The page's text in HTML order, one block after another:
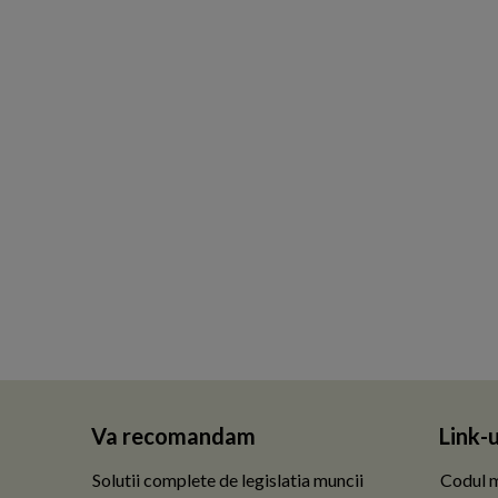
Va recomandam
Solutii complete de legislatia muncii
Link-
Codul